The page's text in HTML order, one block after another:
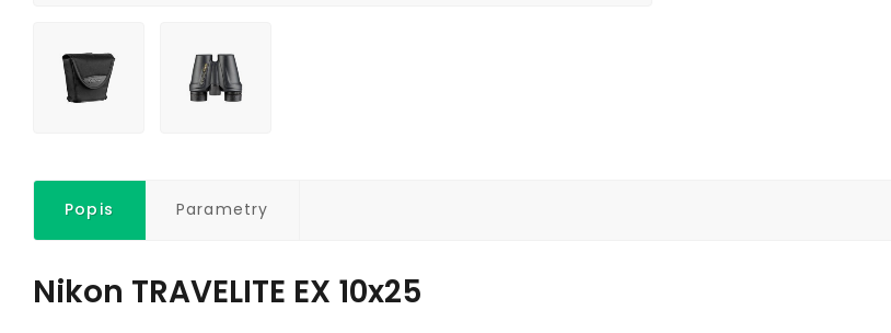
Popis Parametry
Nikon TRAVELITE EX 10x25